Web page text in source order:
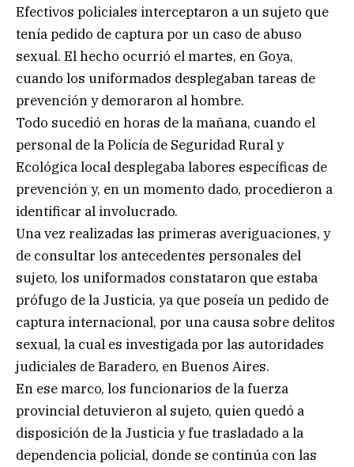
Efectivos policiales interceptaron a un sujeto que
tenía pedido de captura por un caso de abuso
sexual. El hecho ocurrió el martes, en Goya,
cuando los uniformados desplegaban tareas de
prevención y demoraron al hombre.
Todo sucedió en horas de la mañana, cuando el
personal de la Policía de Seguridad Rural y
Ecológica local desplegaba labores específicas de
prevención y, en un momento dado, procedieron a
identificar al involucrado.
Una vez realizadas las primeras averiguaciones, y
de consultar los antecedentes personales del
sujeto, los uniformados constataron que estaba
prófugo de la Justicia, ya que poseía un pedido de
captura internacional, por una causa sobre delitos
sexual, la cual es investigada por las autoridades
judiciales de Baradero, en Buenos Aires.
En ese marco, los funcionarios de la fuerza
provincial detuvieron al sujeto, quien quedó a
disposición de la Justicia y fue trasladado a la
dependencia policial, donde se continúa con las